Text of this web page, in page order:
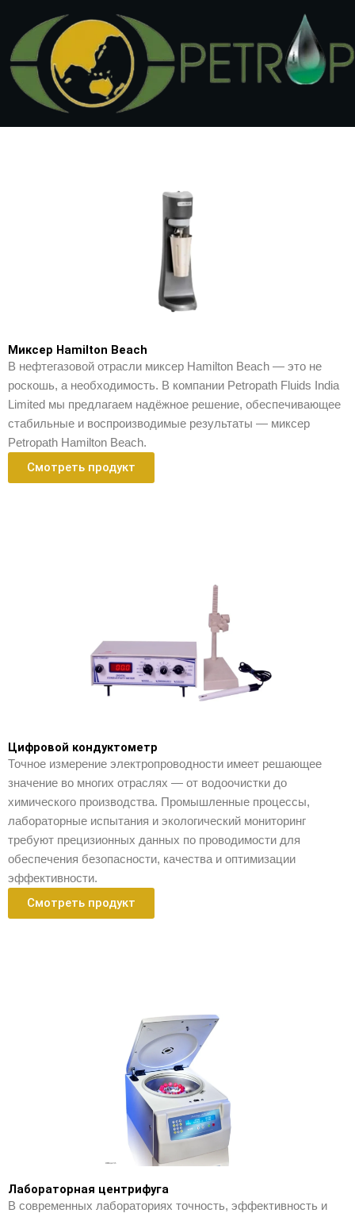
содержимому
Миксер Hamilton Beach
В нефтегазовой отрасли миксер Hamilton Beach — это не
роскошь, а необходимость. В компании Petropath Fluids India
Limited мы предлагаем надёжное решение, обеспечивающее
стабильные и воспроизводимые результаты — миксер
Petropath Hamilton Beach.
Смотреть продукт
Цифровой кондуктометр
Точное измерение электропроводности имеет решающее
значение во многих отраслях — от водоочистки до
химического производства. Промышленные процессы,
лабораторные испытания и экологический мониторинг
требуют прецизионных данных по проводимости для
обеспечения безопасности, качества и оптимизации
эффективности.
Смотреть продукт
Лабораторная центрифуга
В современных лабораториях точность, эффективность и